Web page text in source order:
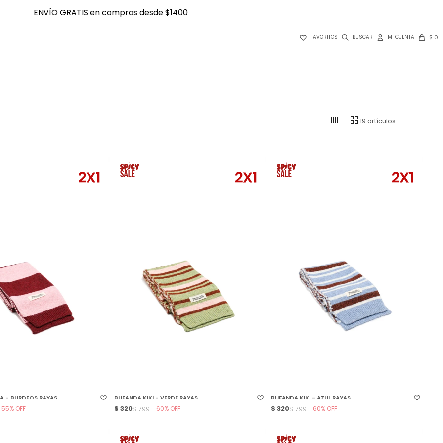
ENVÍO GRATIS en compras desde $1400
 FAVORITOS $ 0
ENVÍO GRATIS en compras desde $1400
pause grid_view 19 artículos
- BURDEOS RAYAS
55
BUFANDA KIKI - VERDE RAYAS
$ 320$ 799 60
BUFANDA KIKI - AZUL RAYAS
$ 320$ 799 60